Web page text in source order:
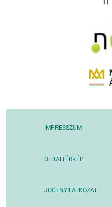
IMPRESSZUM
OLDALTÉRKÉP
JOGI NYILATKOZAT